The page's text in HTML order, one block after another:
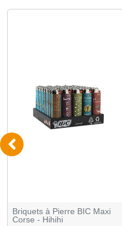
Briquets à Pierre BIC Maxi
Corse - Hihihi